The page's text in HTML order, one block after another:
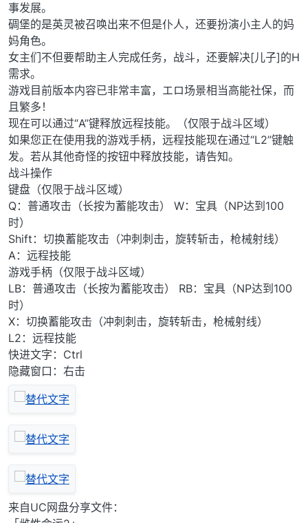
事发展。
碉堡的是英灵被召唤出来不但是仆人，还要扮演小主人的妈
妈角色。
女主们不但要帮助主人完成任务，战斗，还要解决[儿子]的H
需求。
游戏目前版本内容已非常丰富，エロ场景相当高能社保，而
且繁多！
现在可以通过“A”键释放远程技能。（仅限于战斗区域）
如果您正在使用我的游戏手柄，远程技能现在通过“L2”键触
发。若从其他奇怪的按钮中释放技能，请告知。
战斗操作
键盘（仅限于战斗区域）
Q：普通攻击（长按为蓄能攻击） W：宝具（NP达到100
时）
Shift：切换蓄能攻击（冲刺刺击，旋转斩击，枪械射线）
A：远程技能
游戏手柄（仅限于战斗区域）
LB：普通攻击（长按为蓄能攻击） RB：宝具（NP达到100
时）
X：切换蓄能攻击（冲刺刺击，旋转斩击，枪械射线）
L2：远程技能
快进文字：Ctrl
隐藏窗口：右击
来自UC网盘分享文件：